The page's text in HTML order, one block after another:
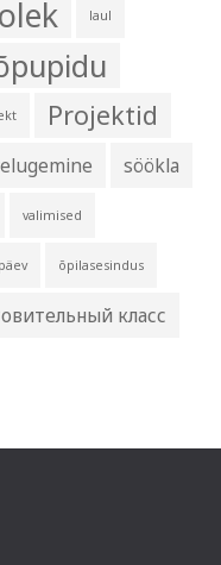
laul
Projektid
söökla
valimised
õpilasesindus
класс